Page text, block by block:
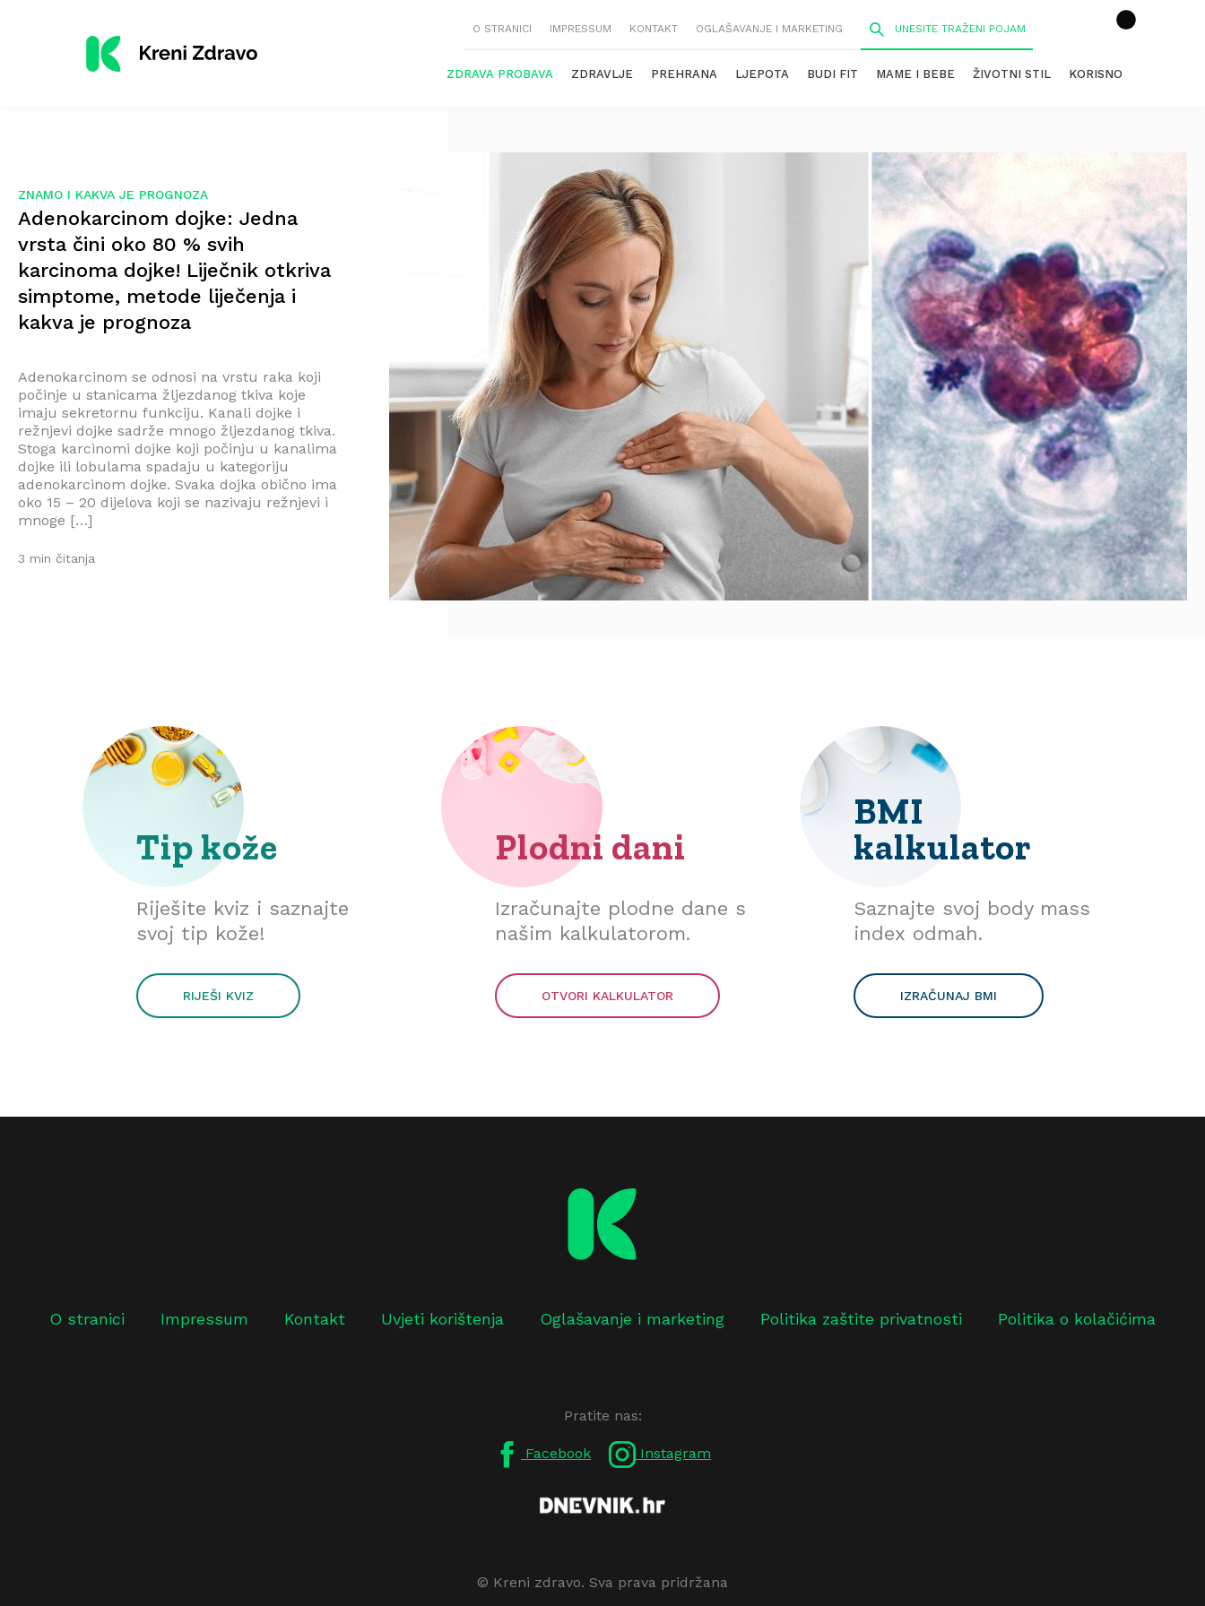
O STRANICI IMPRESSUM KONTAKT OGLAŠAVANJE I MARKETING
ZDRAVA PROBAVA ZDRAVLJE PREHRANA LJEPOTA BUDI FIT MAME I BEBE ŽIVOTNI STIL KORISNO
ZNAMO I KAKVA JE PROGNOZA
Adenokarcinom dojke: Jedna
vrsta čini oko 80 % svih
karcinoma dojke! Liječnik otkriva
simptome, metode liječenja i
kakva je prognoza
Adenokarcinom se odnosi na vrstu raka koji
počinje u stanicama žljezdanog tkiva koje
imaju sekretornu funkciju. Kanali dojke i
režnjevi dojke sadrže mnogo žljezdanog tkiva.
Stoga karcinomi dojke koji počinju u kanalima
dojke ili lobulama spadaju u kategoriju
adenokarcinom dojke. Svaka dojka obično ima
oko 15 – 20 dijelova koji se nazivaju režnjevi i
mnoge […]
3 min čitanja
Tip kože
Riješite kviz i saznajte
svoj tip kože!
RIJEŠI KVIZ
Plodni dani
Izračunajte plodne dane s
našim kalkulatorom.
OTVORI KALKULATOR
BMI
kalkulator
Saznajte svoj body mass
index odmah.
IZRAČUNAJ BMI
O stranici Impressum Kontakt Uvjeti korištenja Oglašavanje i marketing Politika zaštite privatnosti Politika o kolačićima
Pratite nas:
Facebook Instagram
© Kreni zdravo. Sva prava pridržana